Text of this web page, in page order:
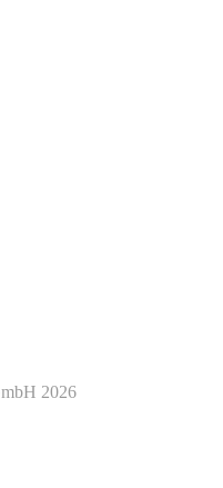
2026